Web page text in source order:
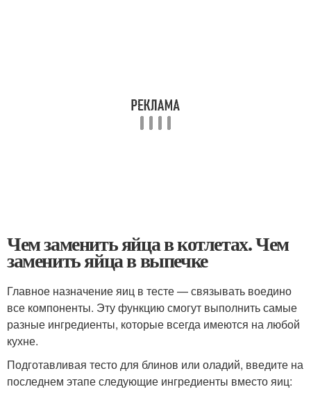
Чем заменить яйца в котлетах. Чем
заменить яйца в выпечке
Главное назначение яиц в тесте — связывать воедино
все компоненты. Эту функцию смогут выполнить самые
разные ингредиенты, которые всегда имеются на любой
кухне.
Подготавливая тесто для блинов или оладий, введите на
последнем этапе следующие ингредиенты вместо яиц: